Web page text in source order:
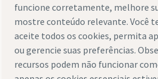
Seminários na Web
Brochuras e catálogos
Distribuidoras
funcione corretamente, melhore
mostre conteúdo relevante. Você
aceite todos os cookies, permita
ou gerencie suas preferências.
recursos podem não funcionar